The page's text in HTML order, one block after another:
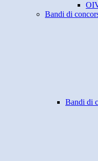
Bandi di
Bandi di